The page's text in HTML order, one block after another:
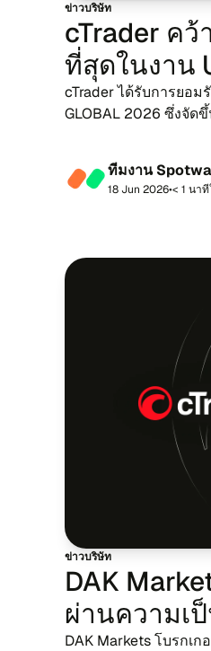
ข่าว​บริ​ษัท
cTrader ค
ที่​สุด​ใน​งาน
cTrader ได้รับ​การยอม​
GLOBAL 2026 ซึ่ง​จัด​
ที​ม​งาน
18 Jun 2026•< 1 นา​
ข่าว​บริ​ษัท
DAK
ผ่าน​ความ​เ
DAK Markets โบรก​เ